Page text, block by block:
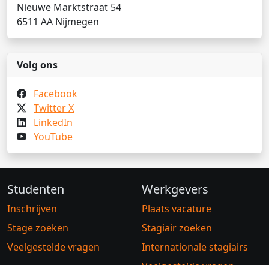
Nieuwe Marktstraat 54
6511 AA Nijmegen
Volg ons
Facebook
Twitter X
LinkedIn
YouTube
Studenten
Inschrijven
Stage zoeken
Veelgestelde vragen
Werkgevers
Plaats vacature
Stagiair zoeken
Internationale stagiairs